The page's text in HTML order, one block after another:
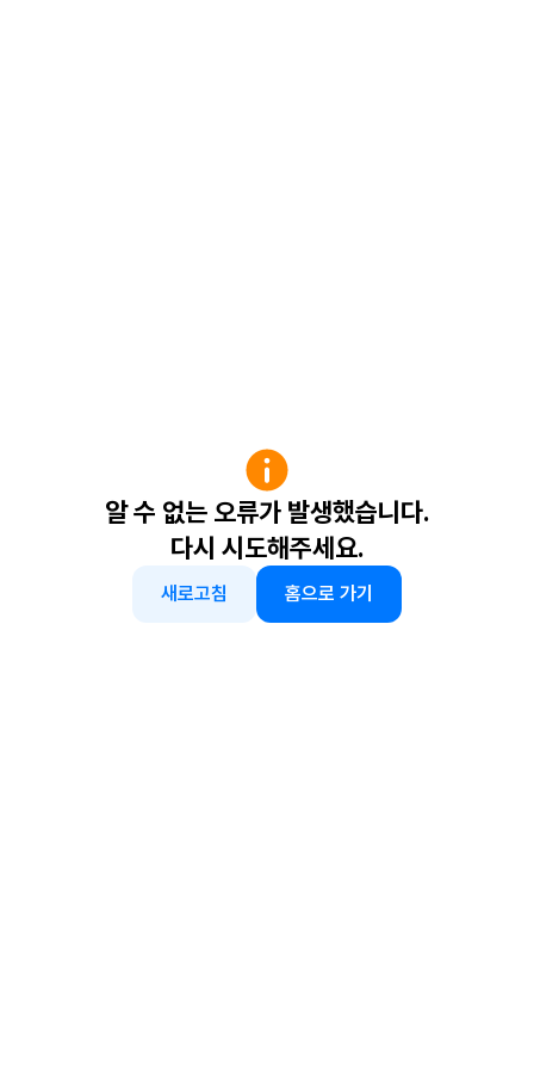
알 수 없는 오류가 발생했습니다.
다시 시도해주세요.
새로고침 홈으로 가기